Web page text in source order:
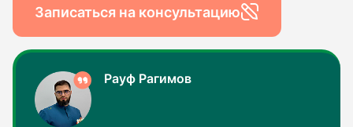
Записаться на консультацию
Рауф Рагимов